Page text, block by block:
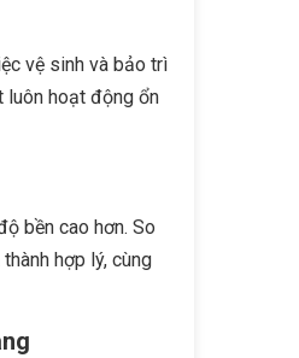
vệ sinh và bảo trì
luôn hoạt động ổn
bền cao hơn. So
hợp lý, cùng